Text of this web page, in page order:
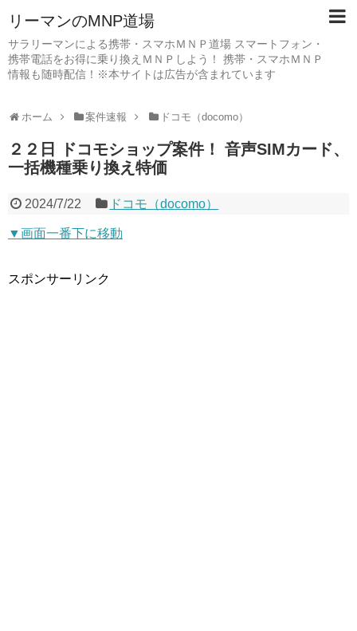
リーマンのMNP道場
サラリーマンによる携帯・スマホＭＮＰ道場 スマートフォン・
携帯電話をお得に乗り換えＭＮＰしよう！ 携帯・スマホＭＮＰ
情報も随時配信！※本サイトは広告が含まれています
ホーム 案件速報 ドコモ（docomo）
２２日 ドコモショップ案件！ 音声SIMカード、
一括機種乗り換え特価
2024/7/22 ドコモ（docomo）
▼画面一番下に移動
スポンサーリンク